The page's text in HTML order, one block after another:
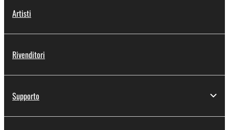
Artisti
Rivenditori
Supporto